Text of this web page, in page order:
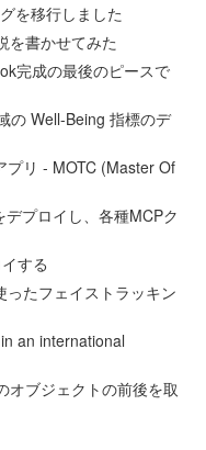
を移行しました
を書かせてみた
完成の最後のピースで
の Well-Being 指標のデ
プリ - MOTC (Master Of
プロイし、各種MCPク
する
たフェイストラッキン
an international
オブジェクトの前後を取